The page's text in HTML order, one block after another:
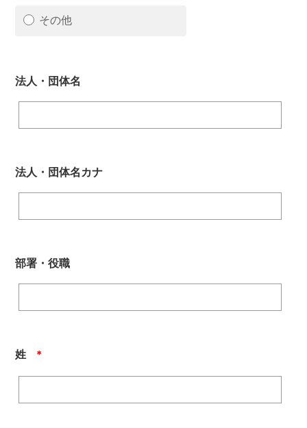
その他
法人・団体名
法人・団体名カナ
部署・役職
姓 ＊